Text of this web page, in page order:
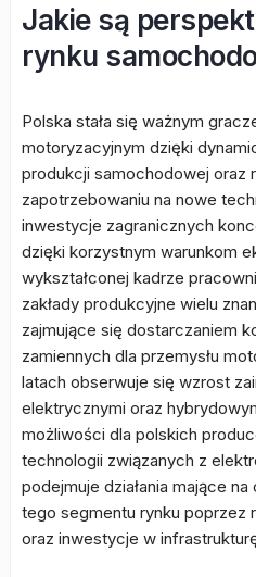
Jakie są
rynku
Polska stała się ważnym
motoryzacyjnym dzięki
produkcji samochodowej oraz
zapotrzebowaniu na nowe
inwestycje zagranicznych
dzięki korzystnym warunkom
wykształconej kadrze
zakłady produkcyjne wielu
zajmujące się dostarczaniem
zamiennych dla przemysłu
latach obserwuje się wzrost
elektrycznymi oraz
możliwości dla polskich
technologii związanych z
podejmuje działania mające
tego segmentu rynku poprzez
oraz inwestycje w